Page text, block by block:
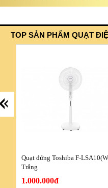
TOP SẢN PHẨM QUẠT
Quạt đứng Toshiba F-
Trắng
1.000.000đ